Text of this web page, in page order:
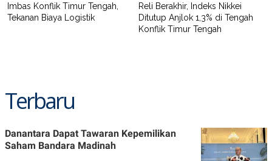
Imbas Konflik Timur Tengah,
Tekanan Biaya Logistik
Reli Berakhir, Indeks Nikkei
Ditutup Anjlok 1,3% di Tengah
Konflik Timur Tengah
Terbaru
Danantara Dapat Tawaran Kepemilikan
Saham Bandara Madinah